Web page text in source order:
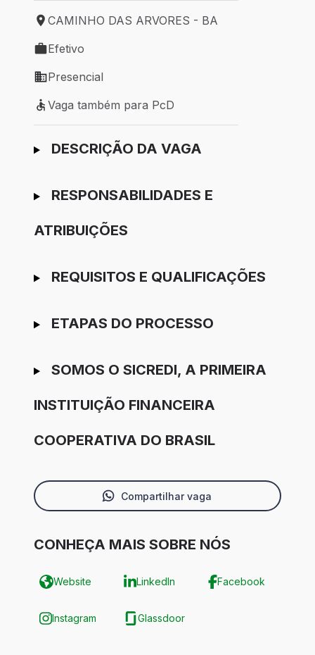
Local de trabalho: CAMINHO DAS ARVORES - BA
CAMINHO DAS ARVORES - BA
Tipo de vaga: Efetivo
Efetivo
Modelo de trabalho: Presencial
Presencial
Vaga também para PcD
Vaga também para PcD
Ir para candidatura
DESCRIÇÃO DA VAGA
RESPONSABILIDADES E
ATRIBUIÇÕES
REQUISITOS E QUALIFICAÇÕES
ETAPAS DO PROCESSO
SOMOS O SICREDI, A PRIMEIRA
INSTITUIÇÃO FINANCEIRA
COOPERATIVA DO BRASIL
Compartilhar vaga
CONHEÇA MAIS SOBRE NÓS
Website LinkedIn Facebook
Instagram Glassdoor